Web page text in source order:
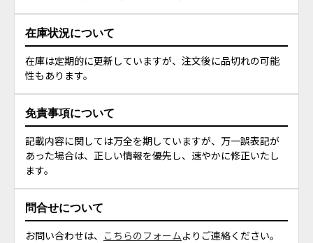
在庫状況について
在庫は定期的に更新していますが、注文後に品切れの可能
性もあります。
免責事項について
記載内容に関しては万全を期していますが、万一誤表記が
あった場合は、正しい情報を優先し、速やかに修正いたし
ます。
問合せについて
お問い合わせは、 こちらのフォームよりご連絡ください。